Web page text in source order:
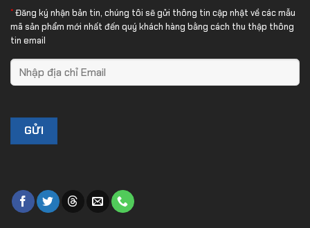
*Đăng ký nhận bản tin, chúng tôi sẽ gửi thông tin cập nhật về các mẫu
mã sản phẩm mới nhất đến quý khách hàng bằng cách thu thập thông
tin email